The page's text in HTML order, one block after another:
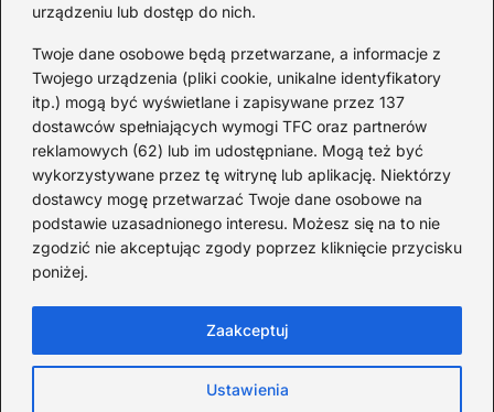
urządzeniu lub dostęp do nich.
Twoje dane osobowe będą przetwarzane, a informacje z
Twojego urządzenia (pliki cookie, unikalne identyfikatory
itp.) mogą być wyświetlane i zapisywane przez 137
dostawców spełniających wymogi TFC oraz partnerów
reklamowych (62) lub im udostępniane. Mogą też być
wykorzystywane przez tę witrynę lub aplikację. Niektórzy
dostawcy mogę przetwarzać Twoje dane osobowe na
podstawie uzasadnionego interesu. Możesz się na to nie
zgodzić nie akceptując zgody poprzez kliknięcie przycisku
poniżej.
Ustawienia
Zaakceptuj
Zaskakujące ciekawostki o
Krzysztofie Kolumbie
2026-07-20
Mało znane ciekawostki o
Wisławie Szymborskiej
2026-07-16
Zaskakujące ciekawostki o
2026-07-15